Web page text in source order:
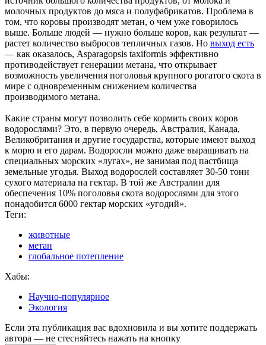
молочных продуктов до мяса и полуфабрикатов. Проблема в
том, что коровы производят метан, о чем уже говорилось
выше. Больше людей — нужно больше коров, как результат —
растет количество выбросов тепличных газов. Но выход есть
— как оказалось, Asparagopsis taxiformis эффективно
противодействует генерации метана, что открывает
возможность увеличения поголовья крупного рогатого скота в
мире с одновременным снижением количества
производимого метана.
Какие страны могут позволить себе кормить своих коров
водорослями? Это, в первую очередь, Австралия, Канада,
Великобритания и другие государства, которые имеют выход
к морю и его дарам. Водоросли можно даже выращивать на
специальных морских «лугах», не занимая под пастбища
земельные угодья. Выход водорослей составляет 30-50 тонн
сухого материала на гектар. В той же Австралии для
обеспечения 10% поголовья скота водорослями для этого
понадобится 6000 гектар морских «угодий».
Теги:
животные
метан
глобальное потепление
Хабы:
Научно-популярное
Экология
Если эта публикация вас вдохновила и вы хотите поддержать
автора — не стесняйтесь нажать на кнопку